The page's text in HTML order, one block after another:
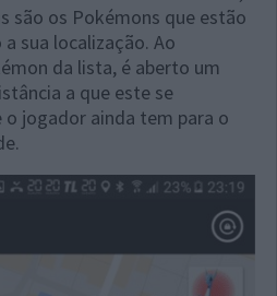
são os Pokémons que estão
sua localização. Ao
da lista, é aberto um
a que este se
jogador ainda tem para o